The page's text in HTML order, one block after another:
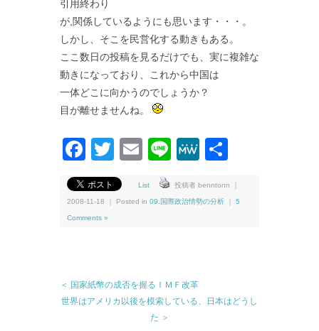
引用終わり
が,関係しているようにも思います・・・。
しかし、そこを民営化する動きもある。
ここ数日の投稿を見るだけでも、実に複雑な
動きになっており、これから中国は
一体どこに向かうのでしょうか？
目が離せませんね。
Facebook
Twitter
EmailLineMeWe
List 投稿者 benntonn ｜
2008-11-18 ｜ Posted in 09.国際政治情勢の分析 5
Comments »
＜ 国家紙幣の成否を握るＩＭＦ改革
世界はアメリカ以後を模索している、日本はどうし
た ＞